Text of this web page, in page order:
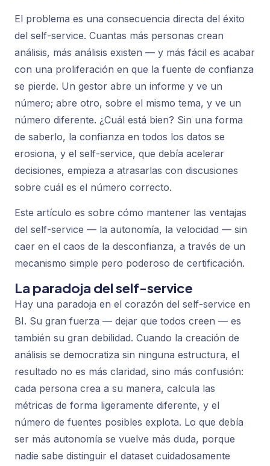
El problema es una consecuencia directa del éxito
del self-service. Cuantas más personas crean
análisis, más análisis existen — y más fácil es acabar
con una proliferación en que la fuente de confianza
se pierde. Un gestor abre un informe y ve un
número; abre otro, sobre el mismo tema, y ve un
número diferente. ¿Cuál está bien? Sin una forma
de saberlo, la confianza en todos los datos se
erosiona, y el self-service, que debía acelerar
decisiones, empieza a atrasarlas con discusiones
sobre cuál es el número correcto.
Este artículo es sobre cómo mantener las ventajas
del self-service — la autonomía, la velocidad — sin
caer en el caos de la desconfianza, a través de un
mecanismo simple pero poderoso de certificación.
La paradoja del self-service
Hay una paradoja en el corazón del self-service en
BI. Su gran fuerza — dejar que todos creen — es
también su gran debilidad. Cuando la creación de
análisis se democratiza sin ninguna estructura, el
resultado no es más claridad, sino más confusión:
cada persona crea a su manera, calcula las
métricas de forma ligeramente diferente, y el
número de fuentes posibles explota. Lo que debía
ser más autonomía se vuelve más duda, porque
nadie sabe distinguir el dataset cuidadosamente